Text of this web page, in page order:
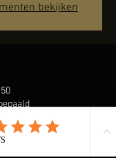
bekijken